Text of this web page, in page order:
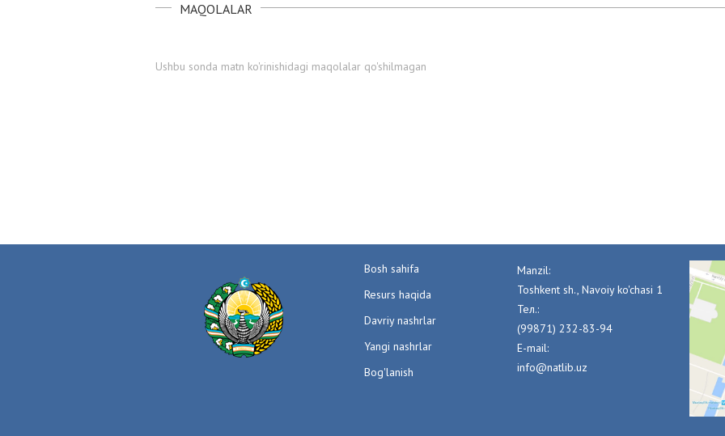
MAQOLALAR
Ushbu sonda matn ko'rinishidagi maqolalar qo'shilmagan
Bosh sahifa
Resurs haqida
Davriy nashrlar
Yangi nashrlar
Bog'lanish
Manzil:
Toshkent sh., Navoiy ko'chasi 1
Тел.:
(99871) 232-83-94
E-mail:
info@natlib.uz